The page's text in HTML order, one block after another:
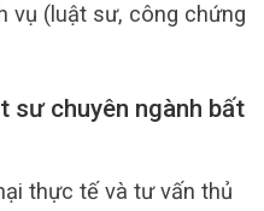
vụ (luật sư, công chứng
sư chuyên ngành bất
thực tế và tư vấn thủ